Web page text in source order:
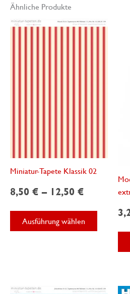
Ähnliche Produkte
Miniatur-Tapete Klassik 02
8,50 € – 12,50 €
Ausführung wählen
Dieses
mehrere
Die